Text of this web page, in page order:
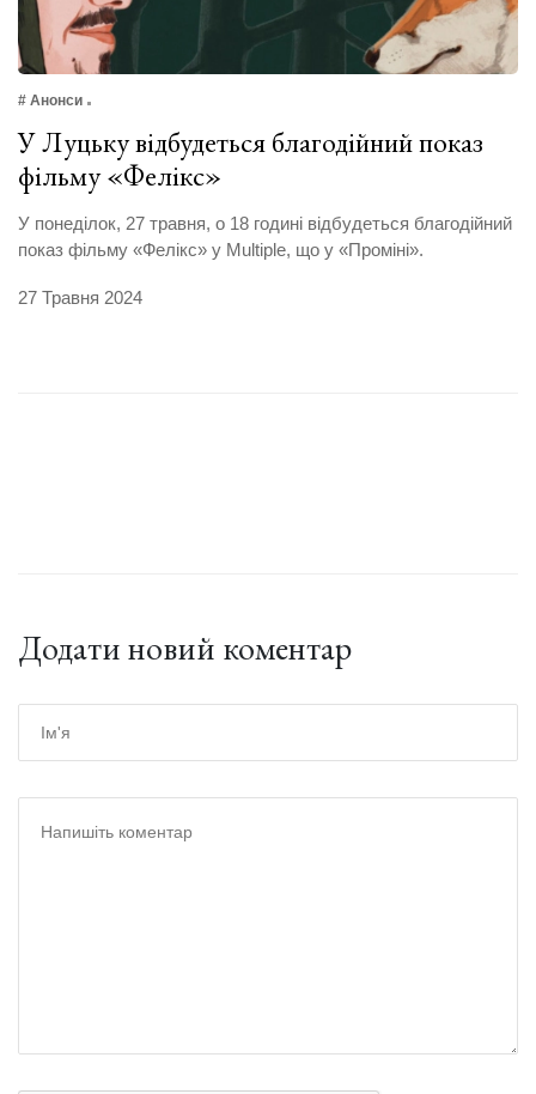
# Анонси
У Луцьку відбудеться благодійний показ
фільму «Фелікс»
У понеділок, 27 травня, о 18 годині відбудеться благодійний
показ фільму «Фелікс» у Multiple, що у «Проміні».
27 Травня 2024
Додати новий коментар